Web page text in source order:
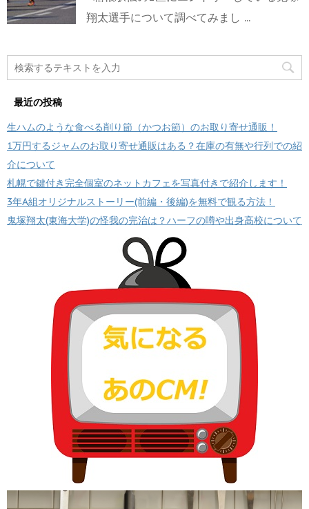
翔太選手について調べてみまし ...
最近の投稿
生ハムのような食べる削り節（かつお節）のお取り寄せ通販！
1万円するジャムのお取り寄せ通販はある？在庫の有無や行列での紹
介について
札幌で鍵付き完全個室のネットカフェを写真付きで紹介します！
3年A組オリジナルストーリー(前編・後編)を無料で観る方法！
鬼塚翔太(東海大学)の怪我の完治は？ハーフの噂や出身高校について